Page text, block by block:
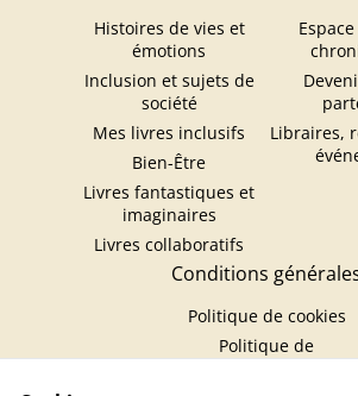
Histoires de vies et
émotions
Inclusion et sujets de
société
Mes livres inclusifs
Bien-Être
Livres fantastiques et
imaginaires
Livres collaboratifs
Libraires,
Conditions
Politique de cookies
Politique de